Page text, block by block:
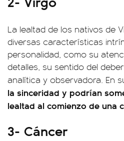
La lealtad de los nativos de
diversas características
personalidad, como su
detalles, su sentido del
analítica y observadora. En
la sinceridad y podrían
lealtad al comienzo de una
3- Cáncer